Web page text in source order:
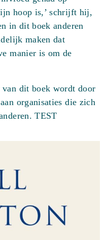
hoop is,’ schrijft hij,
in dit boek anderen
maken dat
manier is om de
van dit boek wordt door
organisaties die zich
TEST